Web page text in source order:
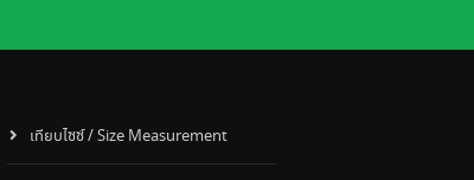
เทียบไซซ์ / Size Measurement